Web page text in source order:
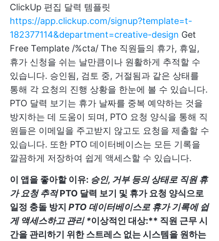
ClickUp 편집 달력 템플릿
https://app.clickup.com/signup?template=t-
182377114&department=creative-design Get
Free Template /%cta/ The 직원들의 휴가, 휴일,
휴가 신청을 쉬는 날만큼이나 원활하게 추적할 수
있습니다. 승인됨, 검토 중, 거절됨과 같은 상태를
통해 각 요청의 진행 상황을 한눈에 볼 수 있습니다.
PTO 달력 보기는 휴가 날짜를 중복 예약하는 것을
방지하는 데 도움이 되며, PTO 요청 양식을 통해 직
원들은 이메일을 주고받지 않고도 요청을 제출할 수
있습니다. 또한 PTO 데이터베이스는 모든 기록을
깔끔하게 저장하여 쉽게 액세스할 수 있습니다.
이 앱을 좋아할 이유: 승인, 거부 등의 상태로 직원 휴
가 요청 추적PTO 달력 보기 및 휴가 요청 양식으로
일정 충돌 방지 PTO 데이터베이스로 휴가 기록에 쉽
게 액세스하고 관리 *이상적인 대상:** 직원 근무 시
간을 관리하기 위한 스트레스 없는 시스템을 원하는